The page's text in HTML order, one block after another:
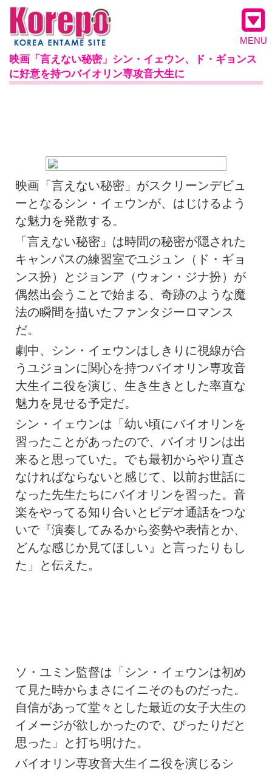
MENU
映画「言えない秘密」シン・イェウン、ド・ギョンス
に好意を持つバイオリン専攻音大生に
映画「言えない秘密」がスクリーンデビュ
ーとなるシン・イェウンが、はじけるよう
な魅力を発散する。
「言えない秘密」は時間の秘密が隠された
キャンパスの練習室でユジュン（ド・ギョ
ンス扮）とジョンア（ウォン・ジナ扮）が
偶然出会うことで始まる、奇跡のような魔
法の瞬間を描いたファンタジーロマンス
だ。
劇中、シン・イェウンはしきりに視線が合
うユジョンに関心を持つバイオリン専攻音
大生イニ役を演じ、生き生きとした率直な
魅力を見せる予定だ。
シン・イェウンは「幼い頃にバイオリンを
習ったことがあったので、バイオリンは出
来ると思っていた。でも最初からやり直さ
なければならないと感じて、以前お世話に
なった先生たちにバイオリンを習った。音
楽をやってる知り合いとビデオ通話をつな
いで『演奏してみるから姿勢や表情とか、
どんな感じか見てほしい』と言ったりもし
た」と伝えた。
ソ・ユミン監督は「シン・イェウンは初め
て見た時からまさにイニそのものだった。
自信があって堂々とした最近の女子大生の
イメージが欲しかったので、ぴったりだと
思った」と打ち明けた。
バイオリン専攻音大生イニ役を演じるシ